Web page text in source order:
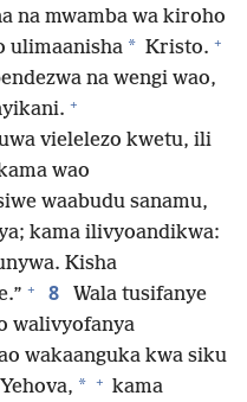
na mwamba wa kiroho
ulimaanisha * Kristo. +
na wengi wao,
+
vielelezo kwetu, ili
wao
waabudu sanamu,
kama ilivyoandikwa:
Kisha
+ 8
Wala tusifanye
walivyofanya
wakaanguka kwa siku
* + kama